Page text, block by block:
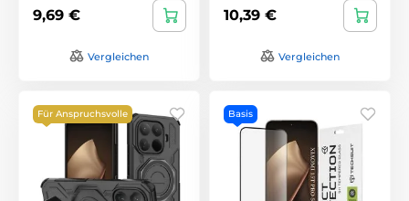
9,69 €
Vergleichen
10,39 €
Vergleichen
Für Anspruchsvolle Basis